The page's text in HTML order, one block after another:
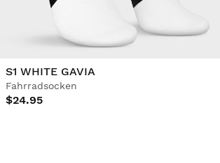
S1 WHITE GAVIA
Fahrradsocken
$24.95